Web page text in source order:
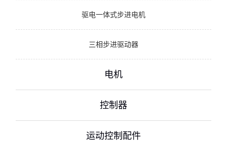
驱电一体式步进电机
三相步进驱动器
电机
控制器
运动控制配件